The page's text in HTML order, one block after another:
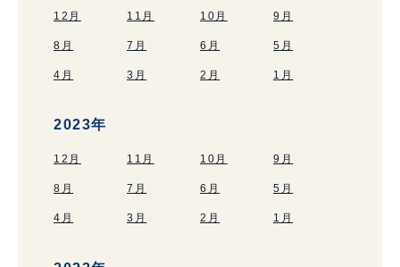
12月 11月 10月 9月
8月 7月 6月 5月
4月 3月 2月 1月
2023年
12月 11月 10月 9月
8月 7月 6月 5月
4月 3月 2月 1月